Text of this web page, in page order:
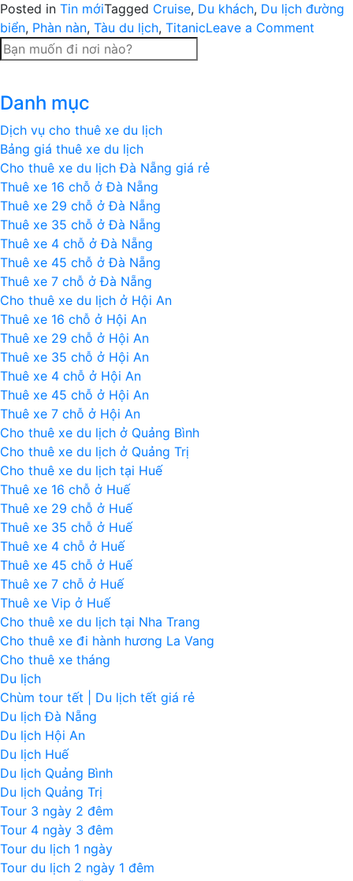
Posted in Tin mớiTagged Cruise, Du khách, Du lịch đường
biển, Phàn nàn, Tàu du lịch, TitanicLeave a Comment
Danh mục
Dịch vụ cho thuê xe du lịch
Bảng giá thuê xe du lịch
Cho thuê xe du lịch Đà Nẵng giá rẻ
Thuê xe 16 chỗ ở Đà Nẵng
Thuê xe 29 chỗ ở Đà Nẵng
Thuê xe 35 chỗ ở Đà Nẵng
Thuê xe 4 chỗ ở Đà Nẵng
Thuê xe 45 chỗ ở Đà Nẵng
Thuê xe 7 chỗ ở Đà Nẵng
Cho thuê xe du lịch ở Hội An
Thuê xe 16 chỗ ở Hội An
Thuê xe 29 chỗ ở Hội An
Thuê xe 35 chỗ ở Hội An
Thuê xe 4 chỗ ở Hội An
Thuê xe 45 chỗ ở Hội An
Thuê xe 7 chỗ ở Hội An
Cho thuê xe du lịch ở Quảng Bình
Cho thuê xe du lịch ở Quảng Trị
Cho thuê xe du lịch tại Huế
Thuê xe 16 chỗ ở Huế
Thuê xe 29 chỗ ở Huế
Thuê xe 35 chỗ ở Huế
Thuê xe 4 chỗ ở Huế
Thuê xe 45 chỗ ở Huế
Thuê xe 7 chỗ ở Huế
Thuê xe Vip ở Huế
Cho thuê xe du lịch tại Nha Trang
Cho thuê xe đi hành hương La Vang
Cho thuê xe tháng
Du lịch
Chùm tour tết | Du lịch tết giá rẻ
Du lịch Đà Nẵng
Du lịch Hội An
Du lịch Huế
Du lịch Quảng Bình
Du lịch Quảng Trị
Tour 3 ngày 2 đêm
Tour 4 ngày 3 đêm
Tour du lịch 1 ngày
Tour du lịch 2 ngày 1 đêm